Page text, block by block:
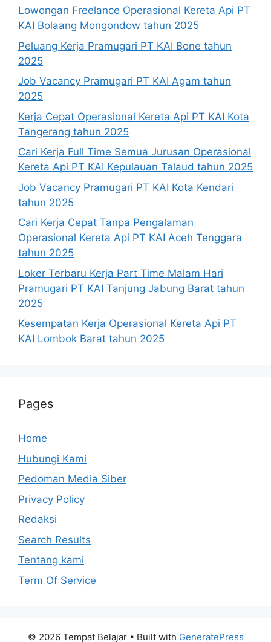
Lowongan Freelance Operasional Kereta Api PT
KAI Bolaang Mongondow tahun 2025
Peluang Kerja Pramugari PT KAI Bone tahun
2025
Job Vacancy Pramugari PT KAI Agam tahun
2025
Kerja Cepat Operasional Kereta Api PT KAI Kota
Tangerang tahun 2025
Cari Kerja Full Time Semua Jurusan Operasional
Kereta Api PT KAI Kepulauan Talaud tahun 2025
Job Vacancy Pramugari PT KAI Kota Kendari
tahun 2025
Cari Kerja Cepat Tanpa Pengalaman
Operasional Kereta Api PT KAI Aceh Tenggara
tahun 2025
Loker Terbaru Kerja Part Time Malam Hari
Pramugari PT KAI Tanjung Jabung Barat tahun
2025
Kesempatan Kerja Operasional Kereta Api PT
KAI Lombok Barat tahun 2025
Pages
Home
Hubungi Kami
Pedoman Media Siber
Privacy Policy
Redaksi
Search Results
Tentang kami
Term Of Service
© 2026 Tempat Belajar• Built with GeneratePress